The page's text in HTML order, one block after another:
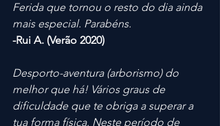
Ferida que tornou o resto do dia ainda
mais especial. Parabéns.
-Rui A. (Verão 2020)
Desporto-aventura (arborismo) do
melhor que há! Vários graus de
dificuldade que te obriga a superar a
tua forma física. Neste período de